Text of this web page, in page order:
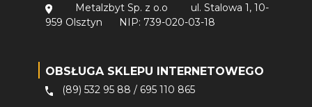
Metalzbyt Sp. z o.o
ul. Stalowa 1, 10-
959 Olsztyn
NIP: 739-020-03-18
OBSŁUGA SKLEPU INTERNETOWEGO
(89) 532 95 88 / 695 110 865